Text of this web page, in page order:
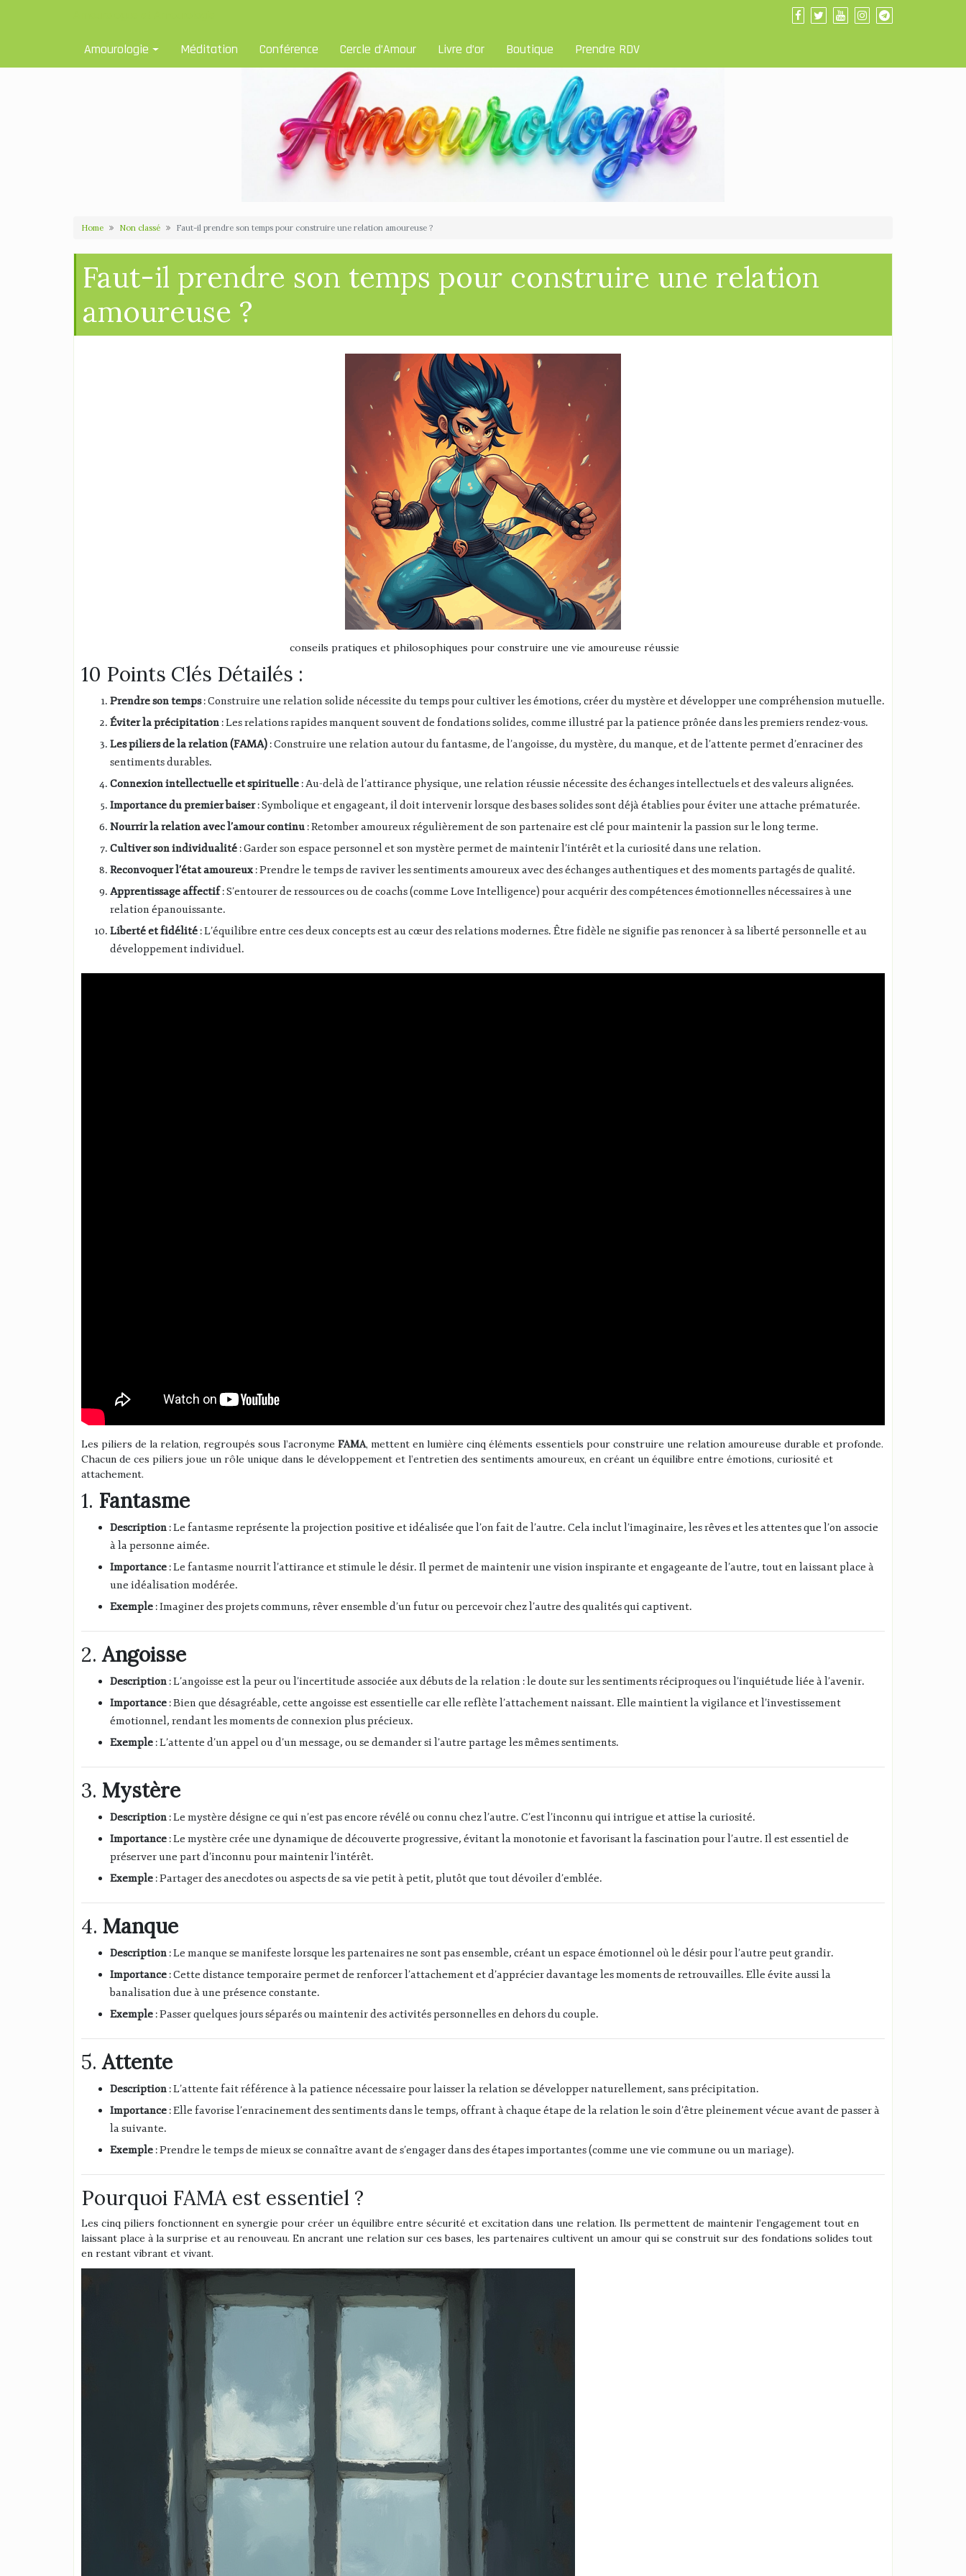
Amourologie Méditation Conférence Cercle d’Amour Livre d’or Boutique Prendre RDV
Home Non classé Faut-il prendre son temps pour construire une relation amoureuse ?
Faut-il prendre son temps pour construire une relation
amoureuse ?
conseils pratiques et philosophiques pour construire une vie amoureuse réussie
10 Points Clés Détailés :
Prendre son temps: Construire une relation solide nécessite du temps pour cultiver les émotions, créer du mystère et développer une compréhension mutuelle.
Éviter la précipitation : Les relations rapides manquent souvent de fondations solides, comme illustré par la patience prônée dans les premiers rendez-vous.
Les piliers de la relation (FAMA) : Construire une relation autour du fantasme, de l’angoisse, du mystère, du manque, et de l’attente permet d’enraciner des
sentiments durables.
Connexion intellectuelle et spirituelle : Au-delà de l’attirance physique, une relation réussie nécessite des échanges intellectuels et des valeurs alignées.
Importance du premier baiser: Symbolique et engageant, il doit intervenir lorsque des bases solides sont déjà établies pour éviter une attache prématurée.
Nourrir la relation avec l’amour continu : Retomber amoureux régulièrement de son partenaire est clé pour maintenir la passion sur le long terme.
Cultiver son individualité : Garder son espace personnel et son mystère permet de maintenir l’intérêt et la curiosité dans une relation.
Reconvoquer l’état amoureux : Prendre le temps de raviver les sentiments amoureux avec des échanges authentiques et des moments partagés de qualité.
Apprentissage affectif: S’entourer de ressources ou de coachs (comme Love Intelligence) pour acquérir des compétences émotionnelles nécessaires à une
relation épanouissante.
Liberté et fidélité : L’équilibre entre ces deux concepts est au cœur des relations modernes. Être fidèle ne signifie pas renoncer à sa liberté personnelle et au
développement individuel.
Les piliers de la relation, regroupés sous l’acronyme FAMA, mettent en lumière cinq éléments essentiels pour construire une relation amoureuse durable et profonde.
Chacun de ces piliers joue un rôle unique dans le développement et l’entretien des sentiments amoureux, en créant un équilibre entre émotions, curiosité et
attachement.
1. Fantasme
Description : Le fantasme représente la projection positive et idéalisée que l’on fait de l’autre. Cela inclut l’imaginaire, les rêves et les attentes que l’on associe
à la personne aimée.
Importance : Le fantasme nourrit l’attirance et stimule le désir. Il permet de maintenir une vision inspirante et engageante de l’autre, tout en laissant place à
une idéalisation modérée.
Exemple : Imaginer des projets communs, rêver ensemble d’un futur ou percevoir chez l’autre des qualités qui captivent.
2.Angoisse
Description : L’angoisse est la peur ou l’incertitude associée aux débuts de la relation : le doute sur les sentiments réciproques ou l’inquiétude liée à l’avenir.
Importance : Bien que désagréable, cette angoisse est essentielle car elle reflète l’attachement naissant. Elle maintient la vigilance et l’investissement
émotionnel, rendant les moments de connexion plus précieux.
Exemple : L’attente d’un appel ou d’un message, ou se demander si l’autre partage les mêmes sentiments.
3. Mystère
Description : Le mystère désigne ce qui n’est pas encore révélé ou connu chez l’autre. C’est l’inconnu qui intrigue et attise la curiosité.
Importance : Le mystère crée une dynamique de découverte progressive, évitant la monotonie et favorisant la fascination pour l’autre. Il est essentiel de
préserver une part d’inconnu pour maintenir l’intérêt.
Exemple : Partager des anecdotes ou aspects de sa vie petit à petit, plutôt que tout dévoiler d’emblée.
4. Manque
Description : Le manque se manifeste lorsque les partenaires ne sont pas ensemble, créant un espace émotionnel où le désir pour l’autre peut grandir.
Importance : Cette distance temporaire permet de renforcer l’attachement et d’apprécier davantage les moments de retrouvailles. Elle évite aussi la
banalisation due à une présence constante.
Exemple : Passer quelques jours séparés ou maintenir des activités personnelles en dehors du couple.
5.Attente
Description : L’attente fait référence à la patience nécessaire pour laisser la relation se développer naturellement, sans précipitation.
Importance : Elle favorise l’enracinement des sentiments dans le temps, offrant à chaque étape de la relation le soin d’être pleinement vécue avant de passer à
la suivante.
Exemple : Prendre le temps de mieux se connaître avant de s’engager dans des étapes importantes (comme une vie commune ou un mariage).
Pourquoi FAMA est essentiel ?
Les cinq piliers fonctionnent en synergie pour créer un équilibre entre sécurité et excitation dans une relation. Ils permettent de maintenir l’engagement tout en
laissant place à la surprise et au renouveau. En ancrant une relation sur ces bases, les partenaires cultivent un amour qui se construit sur des fondations solides tout
en restant vibrant et vivant.